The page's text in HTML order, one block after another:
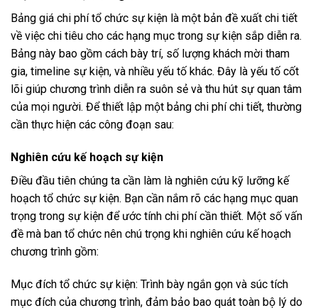
Bảng giá chi phí tổ chức sự kiện là một bản đề xuất chi tiết
về việc chi tiêu cho các hạng mục trong sự kiện sắp diễn ra.
Bảng này bao gồm cách bày trí, số lượng khách mời tham
gia, timeline sự kiện, và nhiều yếu tố khác. Đây là yếu tố cốt
lõi giúp chương trình diễn ra suôn sẻ và thu hút sự quan tâm
của mọi người. Để thiết lập một bảng chi phí chi tiết, thường
cần thực hiện các công đoạn sau:
Nghiên cứu kế hoạch sự kiện
Điều đầu tiên chúng ta cần làm là nghiên cứu kỹ lưỡng kế
hoạch tổ chức sự kiện. Bạn cần nắm rõ các hạng mục quan
trọng trong sự kiện để ước tính chi phí cần thiết. Một số vấn
đề mà ban tổ chức nên chú trọng khi nghiên cứu kế hoạch
chương trình gồm:
Mục đích tổ chức sự kiện: Trình bày ngắn gọn và súc tích
mục đích của chương trình, đảm bảo bao quát toàn bộ lý do